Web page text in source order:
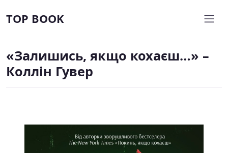
TOP BOOK
«Залишись, якщо кохаєш…» –
Коллін Гувер